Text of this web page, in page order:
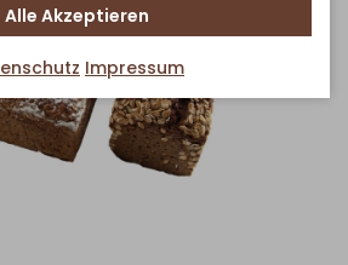
Alle Akzeptieren
Impressum